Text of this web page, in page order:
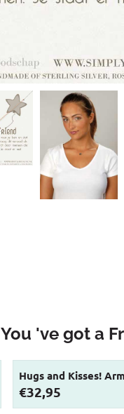
You 've got a
Hugs and Kisses!
Prijs: 32,95
€32,95